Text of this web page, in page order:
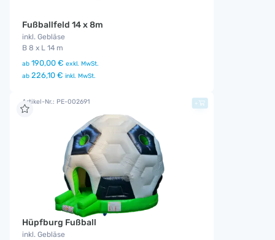
Fußballfeld 14 x 8m
inkl. Gebläse
B 8 x L 14 m
ab 190,00 € exkl. MwSt.
ab 226,10 € inkl. MwSt.
Artikel-Nr.: PE-002691
Hüpfburg Fußball
inkl. Gebläse
+